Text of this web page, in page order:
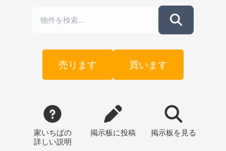
売ります 買います
家いちばの
詳しい説明
掲示板に投稿 掲示板 を見る